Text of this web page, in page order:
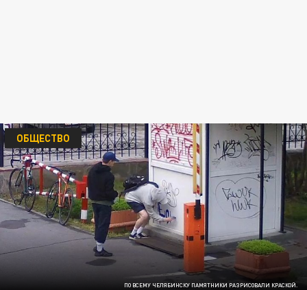
ПО ВСЕМУ ЧЕЛЯБИНСКУ ПАМЯТНИКИ РАЗРИСОВАЛИ КРАСКОЙ.
ОБЩЕСТВО